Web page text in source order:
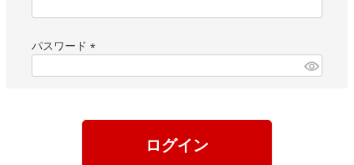
パスワード
)
ログイン